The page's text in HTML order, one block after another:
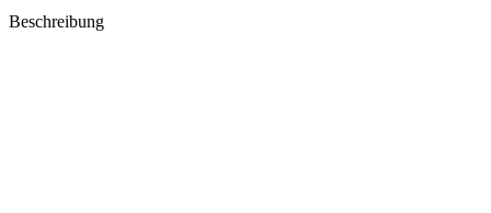
Beschreibung